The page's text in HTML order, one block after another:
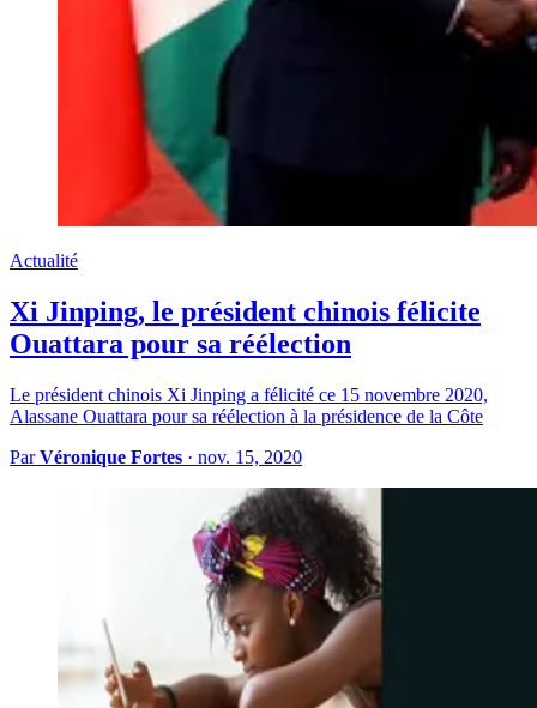
Actualité
Xi Jinping, le président chinois félicite
Ouattara pour sa réélection
Le président chinois Xi Jinping a félicité ce 15 novembre 2020,
Alassane Ouattara pour sa réélection à la présidence de la Côte
ParVéronique Fortes · nov. 15, 2020